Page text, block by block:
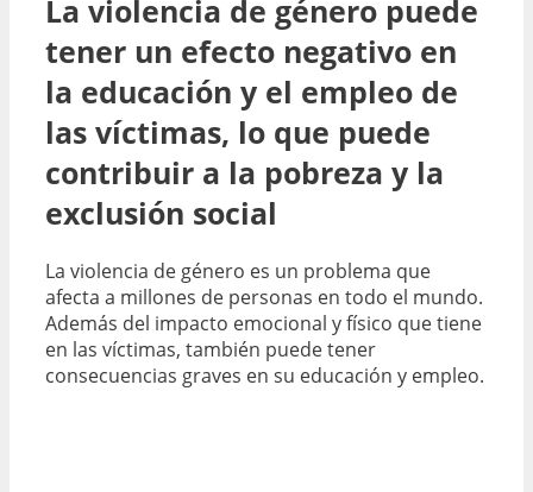
La violencia de género puede
tener un efecto negativo en
la educación y el empleo de
las víctimas, lo que puede
contribuir a la pobreza y la
exclusión social
La violencia de género es un problema que
afecta a millones de personas en todo el mundo.
Además del impacto emocional y físico que tiene
en las víctimas, también puede tener
consecuencias graves en su educación y empleo.